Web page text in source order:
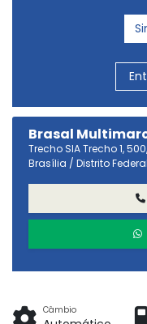
Brasal
Trecho SIA Trecho 1,
Brasília / Distrito Federal
Câmbio